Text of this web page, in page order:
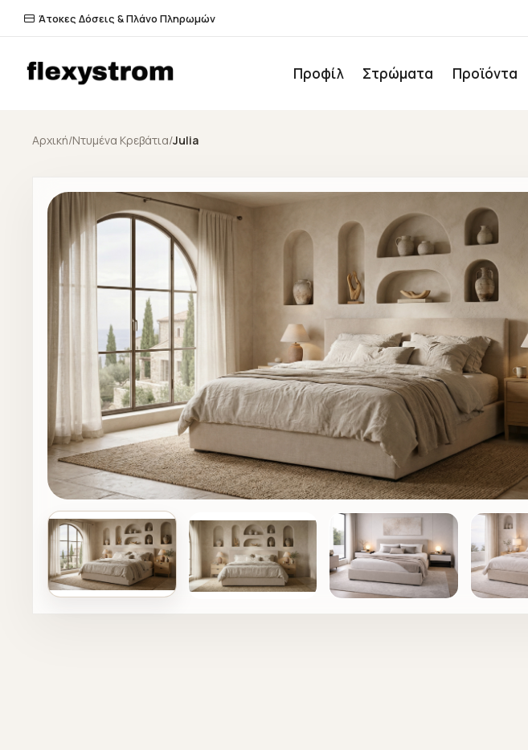
Άτοκες Δόσεις & Πλάνο Πληρωμών
Προφίλ Στρώματα Προϊόντα
Αρχική/Ντυμένα Κρεβάτια/Julia